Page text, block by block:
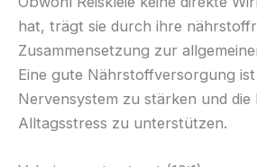
hat, trägt sie durch ihre
Zusammensetzung zur
Eine gute Nährstoffversorgung ist
Nervensystem zu stärken und
Alltagsstress zu unterstützen.